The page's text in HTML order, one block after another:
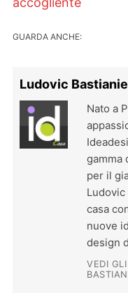
GUARDA ANCHE:
Ludovic
Nato a
gamma
per il
casa
nuove
design
VEDI